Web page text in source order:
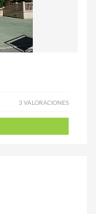
3 VALORACIONES